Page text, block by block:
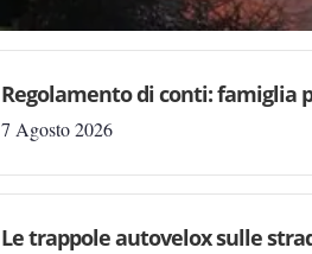
Regolamento di conti: famiglia
7 Agosto 2026
Le trappole autovelox sulle